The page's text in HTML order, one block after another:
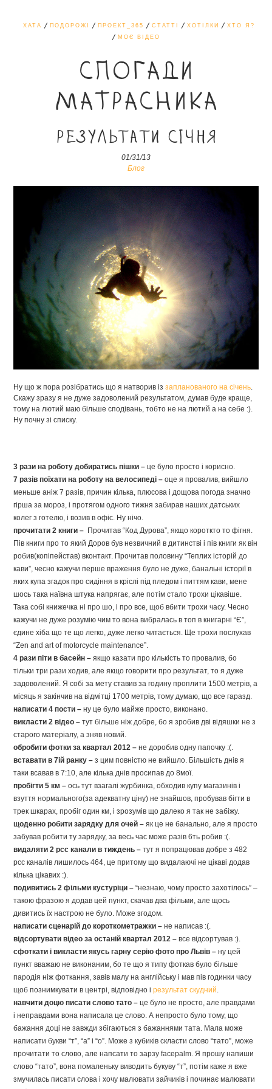
ХАТА ПОДОРОЖІ ПРОЕКТ_365 СТАТТІ ХОТІЛКИ
ХТО Я?
МОЄ ВІДЕО
СПОГАДИ
МАТРАСНИКА
Результати січня
01/31/13
Блог
Ну що ж пора розібратись що я натворив іззапланованого на січень.
Скажу зразу я не дуже задоволений результатом, думав буде краще,
тому на лютий маю більше сподівань, тобто не на лютий а на себе :).
Ну почну зі списку.
3 рази на роботу добиратись пішки – це було просто і корисно.
7 разів поїхати на роботу на велосипеді – оце я провалив, вийшло
меньше аніж 7 разів, причин кілька, плюсова і дощова погода значно
гірша за мороз, і протягом одного тижня забирав наших датських
колег з готелю, і возив в офіс. Ну нічо.
прочитати 2 книги – Прочитав “Код Дурова”, якщо короткто то фігня.
Пів книги про то який Доров був незвичний в дитинстві і пів книги як він
робив(копіпейстав) вконтакт. Прочитав половину “Теплих історій до
кави”, чесно кажучи перше враження було не дуже, банальні історії в
яких купа згадок про сидіння в кріслі під пледом і питтям кави, мене
шось така наївна штука напрягає, але потім стало трохи цікавіше.
Така собі книжечка ні про шо, і про все, щоб вбити трохи часу. Чесно
кажучи не дуже розумію чим то вона вибралась в топ в книгарні “Є”,
єдине хіба що те що легко, дуже легко читається. Ще трохи послухав
“Zen and art of motorcycle maintenance”.
4 рази піти в басейн –якщо казати про кількість то провалив, бо
тільки три рази ходив, але якщо говорити про результат, то я дуже
задоволений. Я собі за мету ставив за годину проплити 1500 метрів, а
місяць я закінчив на відмітці 1700 метрів, тому думаю, що все гаразд.
написати 4 пости –ну це було майже просто, виконано.
викласти 2 відео –тут більше ніж добре, бо я зробив дві відяшки не з
старого матеріалу, а зняв новий.
обробити фотки за квартал 2012 –не доробив одну папочку :(.
вставати в 7ій ранку –з цим повністю не вийшло. Більшість днів я
таки всавав в 7:10, але кілька днів просипав до 8мої.
пробігти 5 км –ось тут взагалі журбинка, обходив купу магазинів і
взуття нормального(за адекватну ціну) не знайшов, пробував бігти в
трек шкарах, пробіг один км, і зрозумів що далеко я так не забіжу.
щоденно робити зарядку для очей –як це не банально, але я просто
забував робити ту зарядку, за весь час може разів 6ть робив :(.
видаляти 2 рсс канали в тиждень –тут я попрацював добре з 482
рсс каналів лишилось 464, це притому що видалаючі не цікаві додав
кілька цікавих :).
подивитись 2 фільми кустуріци –“незнаю, чому просто захотілось” –
такою фразою я додав цей пункт, скачав два фільми, але щось
дивитись їх настрою не було. Може згодом.
написати сценарій до короткометражки –не написав :(.
відсортувати відео за останій квартал 2012 –все відсортував :).
сфоткати і викласти якусь гарну серію фото про Львів –ну цей
пункт вважаю не виконаним, бо те що я типу фоткав було більше
пародія ніж фоткання, завів малу на англійську і мав пів годинки часу
щоб познимкувати в центрі, відповідно ірезультат скудний.
навчити доцю писати слово тато –це було не просто, але правдами
і неправдами вона написала це слово. А непросто було тому, що
бажання доці не завжди збігаються з бажаннями тата. Мала може
написати букви “т”, “а” і “о”. Може з кубиків скласти слово “тато”, може
прочитати то слово, але напсати то зарзу facepalm. Я прошу напиши
слово “тато”, вона помаленьку виводить букуву “т”, потім каже я вже
змучилась писати слова і хочу малювати зайчиків і починає малювати